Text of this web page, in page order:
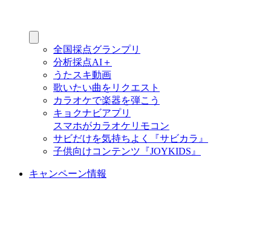
全国採点グランプリ
分析採点AI＋
うたスキ動画
歌いたい曲をリクエスト
カラオケで楽器を弾こう
キョクナビアプリ
スマホがカラオケリモコン
サビだけを気持ちよく『サビカラ』
子供向けコンテンツ『JOYKIDS』
キャンペーン情報